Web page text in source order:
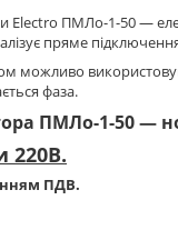
Electro ПМЛо-1-50 —
пряме
можливо
фаза.
ПМЛо-1-50 —
220В.
ПДВ.